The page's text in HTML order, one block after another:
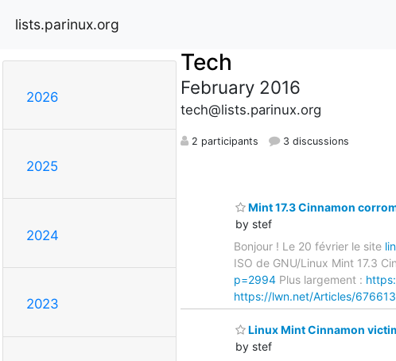
lists.parinux.org
2026
2025
2024
2023
Tech
February 2016
tech@lists.parinux.org
2 participants 3 discussions
Mint 17.3 Cinnamon
by stef
Bonjour ! Le 20 février le site
ISO de GNU/Linux Mint 17.3
p=2994 Plus largement :
https://lwn.net/Articles/
Linux Mint Cinnamon
by stef